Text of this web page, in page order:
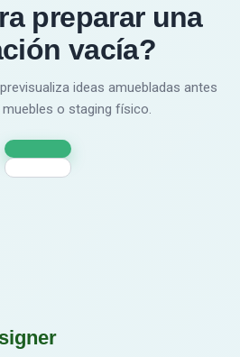
preparar una
vacía?
ideas amuebladas antes
o staging físico.